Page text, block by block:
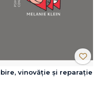
vinovăție și reparație